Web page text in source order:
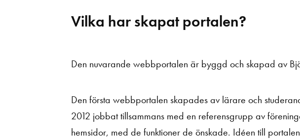
Vilka har skapat portalen?
Den nuvarande webbportalen är byggd och skapad av
Den första webbportalen skapades av lärare och
2012 jobbat tillsammans med en referensgrupp av
hemsidor, med de funktioner de önskade. Idéen till